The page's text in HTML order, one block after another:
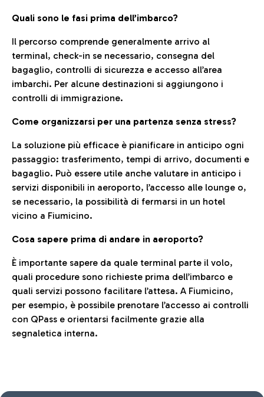
Quali sono le fasi prima dell’imbarco?
Il percorso comprende generalmente arrivo al
terminal, check-in se necessario, consegna del
bagaglio, controlli di sicurezza e accesso all’area
imbarchi. Per alcune destinazioni si aggiungono i
controlli di immigrazione.
Come organizzarsi per una partenza senza stress?
La soluzione più efficace è pianificare in anticipo ogni
passaggio: trasferimento, tempi di arrivo, documenti e
bagaglio. Può essere utile anche valutare in anticipo i
servizi disponibili in aeroporto, l’accesso alle lounge o,
se necessario, la possibilità di fermarsi in un hotel
vicino a Fiumicino.
Cosa sapere prima di andare in aeroporto?
È importante sapere da quale terminal parte il volo,
quali procedure sono richieste prima dell’imbarco e
quali servizi possono facilitare l’attesa. A Fiumicino,
per esempio, è possibile prenotare l’accesso ai controlli
con QPass e orientarsi facilmente grazie alla
segnaletica interna.